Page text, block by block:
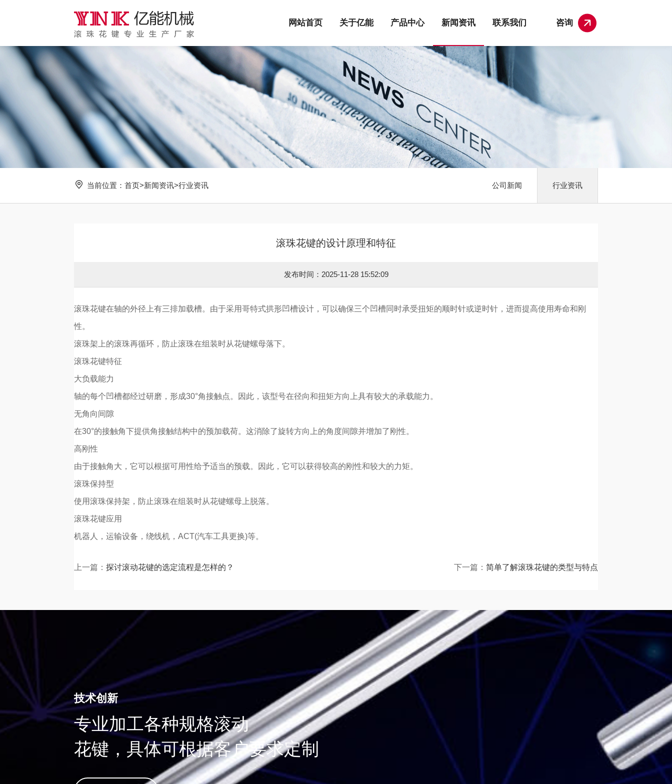
网站首页 关于亿能 产品中心 新闻资讯 联系我们 咨询
当前位置： 首页>新闻资讯>行业资讯 公司新闻 行业资讯
滚珠花键的设计原理和特征
发布时间：2025-11-28 15:52:09
滚珠花键在轴的外径上有三排加载槽。由于采用哥特式拱形凹槽设计，可以确保三个凹槽同时承受扭矩的顺时针或逆时针，进而提高使用寿命和刚
性。
滚珠架上的滚珠再循环，防止滚珠在组装时从花键螺母落下。
滚珠花键特征
大负载能力
轴的每个凹槽都经过研磨，形成30°角接触点。因此，该型号在径向和扭矩方向上具有较大的承载能力。
无角向间隙
在30°的接触角下提供角接触结构中的预加载荷。这消除了旋转方向上的角度间隙并增加了刚性。
高刚性
由于接触角大，它可以根据可用性给予适当的预载。因此，它可以获得较高的刚性和较大的力矩。
滚珠保持型
使用滚珠保持架，防止滚珠在组装时从花键螺母上脱落。
滚珠花键应用
机器人，运输设备，绕线机，ACT(汽车工具更换)等。
上一篇： 探讨滚动花键的选定流程是怎样的？ 下一篇：简单了解滚珠花键的类型与特点
技术创新
专业加工各种规格滚动
花键，具体可根据客户要求定制